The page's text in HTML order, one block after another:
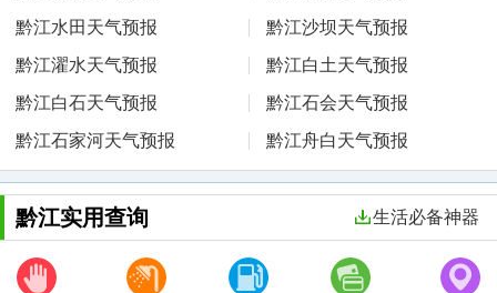
黔江水田天气预报
黔江沙坝天气预报
黔江濯水天气预报
黔江白土天气预报
黔江白石天气预报
黔江石会天气预报
黔江石家河天气预报
黔江舟白天气预报
黔江实用查询 生活必备神器